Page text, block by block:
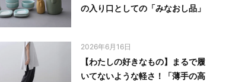
の入り口としての「みなおし品」
2026年6月16日
【わたしの好きなもの】まるで履
いてないような軽さ！「薄手の高